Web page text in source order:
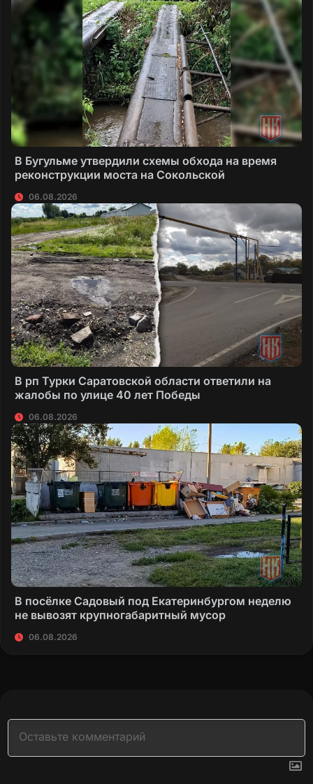
В Бугульме утвердили схемы обхода на время
реконструкции моста на Сокольской
06.08.2026
В рп Турки Саратовской области ответили на
жалобы по улице 40 лет Победы
06.08.2026
В посёлке Садовый под Екатеринбургом неделю
не вывозят крупногабаритный мусор
06.08.2026